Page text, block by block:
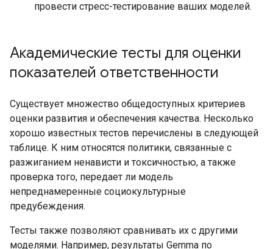
провести стресс-тестирование ваших моделей.
Академические тесты для оценки
показателей ответственности
Существует множество общедоступных критериев
оценки развития и обеспечения качества. Несколько
хорошо известных тестов перечислены в следующей
таблице. К ним относятся политики, связанные с
разжиганием ненависти и токсичностью, а также
проверка того, передает ли модель
непреднамеренные социокультурные
предубеждения.
Тесты также позволяют сравнивать их с другими
моделями. Например, результаты Gemma по